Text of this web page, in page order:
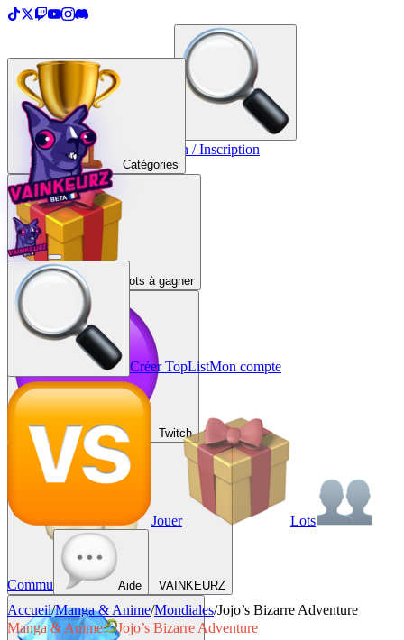
Créer une TopList Connexion / Inscription
Catégories
Lots à gagner
Twitch
VAINKEURZ
Créer TopListMon compte
Jouer Lots
Commu Aide
Accueil/Manga & Anime/Mondiales/Jojo’s Bizarre Adventure
Manga & Anime
Jojo’s Bizarre Adventure